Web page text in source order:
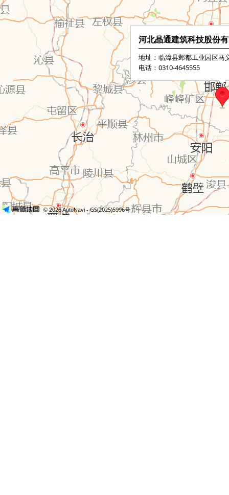
河北晶通建筑科技股份
地址：临漳县邺都工业园区马
电话：0310-4645555
© 2026 AutoNavi - GS(2025)5996号